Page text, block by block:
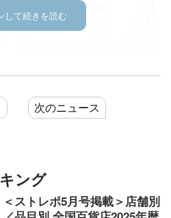
して続きを読む
次のニュース
ング
＜ストレポ5月号掲載＞店舗別